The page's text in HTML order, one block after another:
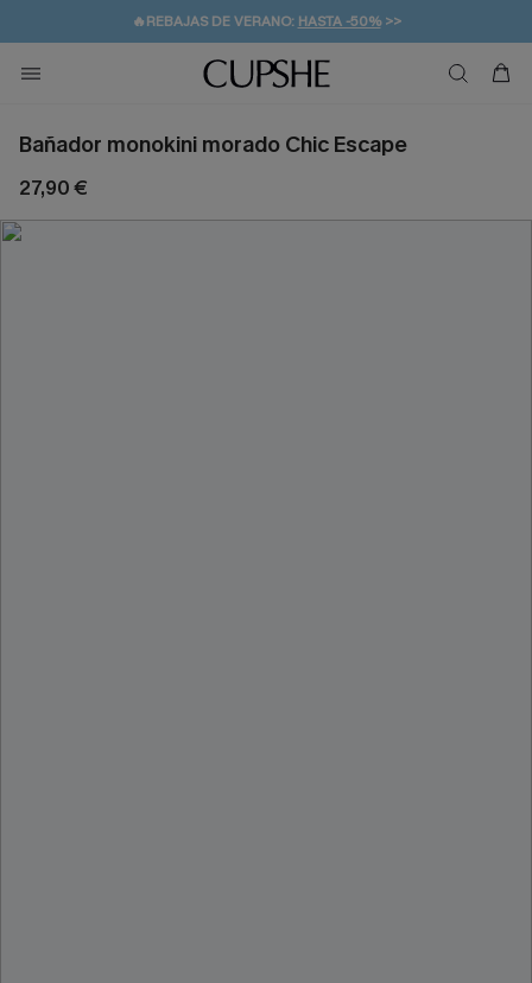
💌¡SUSCRIBIRSE & GANAR -10% EXTRA!
🚚ENVÍO GRATUITO A PARTIR DE 49 € >>
Bañador monokini morado Chic Escape
27,90 €